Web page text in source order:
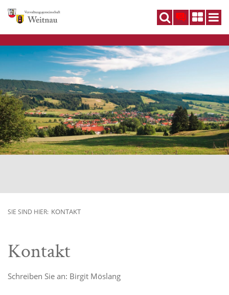
DE
SIE SIND HIER: KONTAKT
Kontakt
Schreiben Sie an: Birgit Möslang